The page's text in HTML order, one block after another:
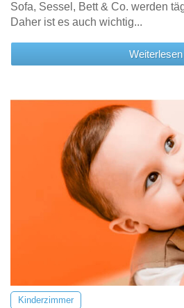
Sofa, Sessel, Bett & Co. werden
Daher ist es auch wichtig...
Weiterlesen
Kinderzimmer